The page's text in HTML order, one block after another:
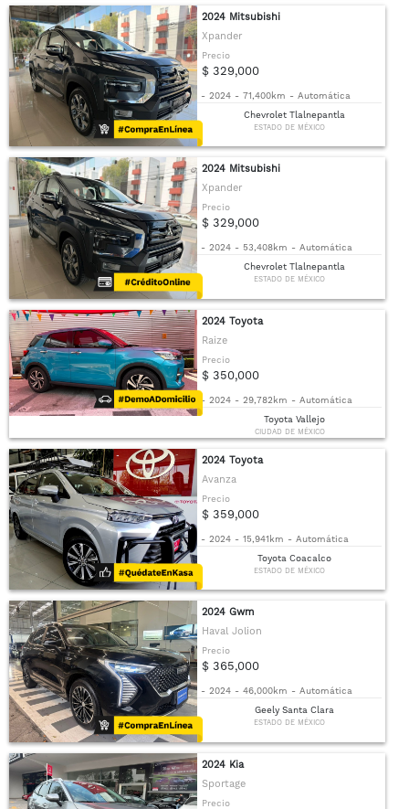
2024 Mitsubishi
Xpander
Precio
$ 329,000
- 2024 - 71,400km - Automática
Chevrolet Tlalnepantla
ESTADO DE MÉXICO
2024 Mitsubishi
Xpander
Precio
$ 329,000
- 2024 - 53,408km - Automática
Chevrolet Tlalnepantla
ESTADO DE MÉXICO
2024 Toyota
Raize
Precio
$ 350,000
- 2024 - 29,782km - Automática
Toyota Vallejo
CIUDAD DE MÉXICO
2024 Toyota
Avanza
Precio
$ 359,000
- 2024 - 15,941km - Automática
Toyota Coacalco
ESTADO DE MÉXICO
2024 Gwm
Haval Jolion
Precio
$ 365,000
- 2024 - 46,000km - Automática
Geely Santa Clara
ESTADO DE MÉXICO
2024 Kia
Sportage
Precio